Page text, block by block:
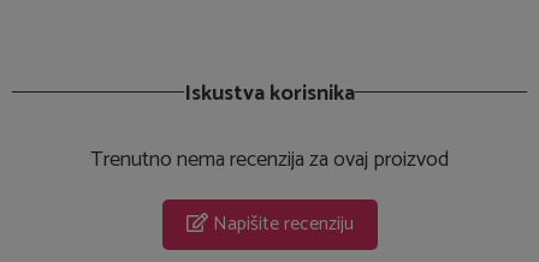
Iskustva korisnika
Trenutno nema recenzija za ovaj proizvod
Napišite recenziju